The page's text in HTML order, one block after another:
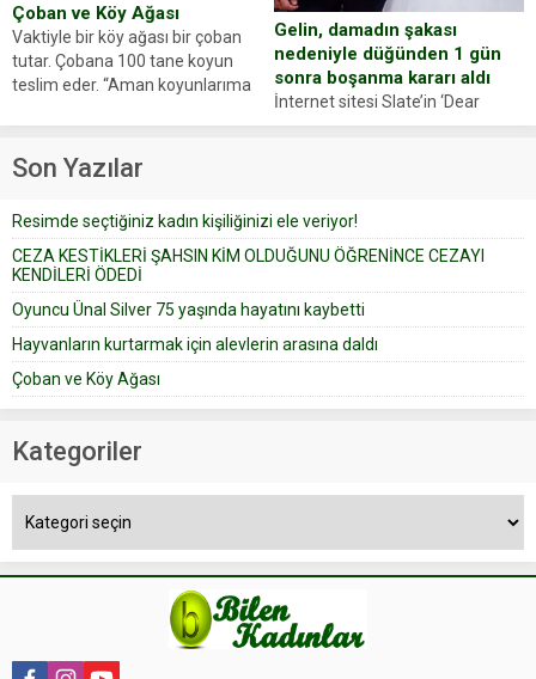
Çoban ve Köy Ağası
Vaktiyle bir köy ağası bir çoban
tutar. Çobana 100 tane koyun
teslim eder. “Aman koyunlarıma
Çoban koyunları alır gider. Aylar...
Gelin, damadın şakası
nedeniyle düğünden 1 gün
sonra boşanma kararı aldı
İnternet sitesi Slate’in ‘Dear
Prudence’ isimli tavsiye köşesine
yapıştırdığı için düğünden...
Son Yazılar
Resimde seçtiğiniz kadın kişiliğinizi ele veriyor!
CEZA KESTİKLERİ ŞAHSIN KİM OLDUĞUNU ÖĞRENİNCE CEZAYI
KENDİLERİ ÖDEDİ
Oyuncu Ünal Silver 75 yaşında hayatını kaybetti
Hayvanların kurtarmak için alevlerin arasına daldı
Çoban ve Köy Ağası
Kategoriler